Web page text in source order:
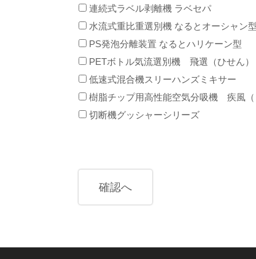
連続式ラベル剥離機 ラベセパ
水流式重比重選別機 なるとオーシャン型
PS発泡分離装置 なるとハリケーン型
PETボトル気流選別機 飛選（ひせん）
低速式混合機スリーハンズミキサー
樹脂チップ用高性能空気分吸機 疾風（
切断機グッシャーシリーズ